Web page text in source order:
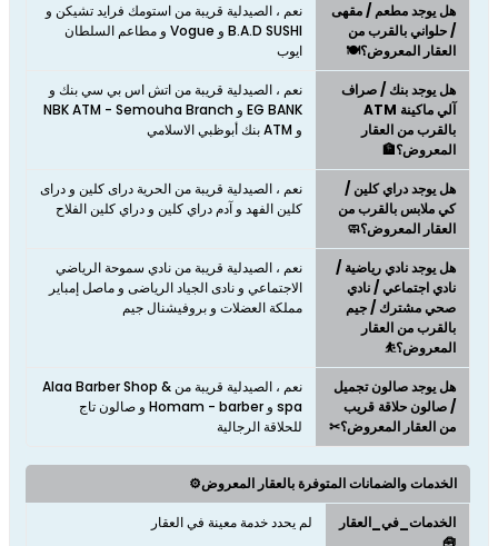
هل يوجد مطعم / مقهى
/ حلواني بالقرب من
العقار المعروض؟🍽️
نعم ، الصيدلية قريبة من استومك فرايد تشيكن و
B.A.D SUSHI و Vogue و مطاعم السلطان
ايوب
هل يوجد بنك / صراف
آلي ماكينة ATM
بالقرب من العقار
المعروض؟🏦
نعم ، الصيدلية قريبة من اتش اس بي سي بنك و
EG BANK و NBK ATM - Semouha Branch
و ATM بنك أبوظبي الاسلامي
هل يوجد دراي كلين /
كي ملابس بالقرب من
العقار المعروض؟🧼
نعم ، الصيدلية قريبة من الحرية دراى كلين و دراى
كلين الفهد و آدم دراي كلين و دراي كلين الفلاح
هل يوجد نادي رياضية /
نادي اجتماعي / نادي
صحي مشترك / جيم
بالقرب من العقار
المعروض؟⛹
نعم ، الصيدلية قريبة من نادي سموحة الرياضي
الاجتماعي و نادى الجياد الرياضى و ماصل إمباير
مملكة العضلات و بروفيشنال جيم
هل يوجد صالون تجميل
/ صالون حلاقة قريب
من العقار المعروض؟✂
نعم ، الصيدلية قريبة من Alaa Barber Shop &
spa و Homam - barber و صالون تاج
للحلاقة الرجالية
الخدمات والضمانات المتوفرة بالعقار المعروض⚙️
الخدمات_في_العقار
🧰
لم يحدد خدمة معينة في العقار